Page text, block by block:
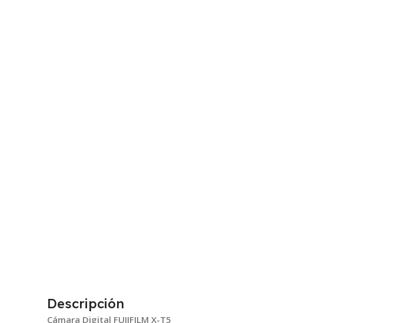
Descripción
Cámara Digital FUJIFILM X-T5